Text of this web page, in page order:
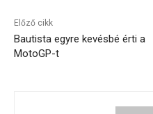
Előző cikk
Bautista egyre kevésbé érti a
MotoGP-t